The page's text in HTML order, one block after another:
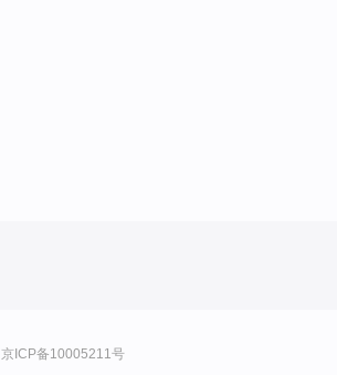
京ICP备10005211号